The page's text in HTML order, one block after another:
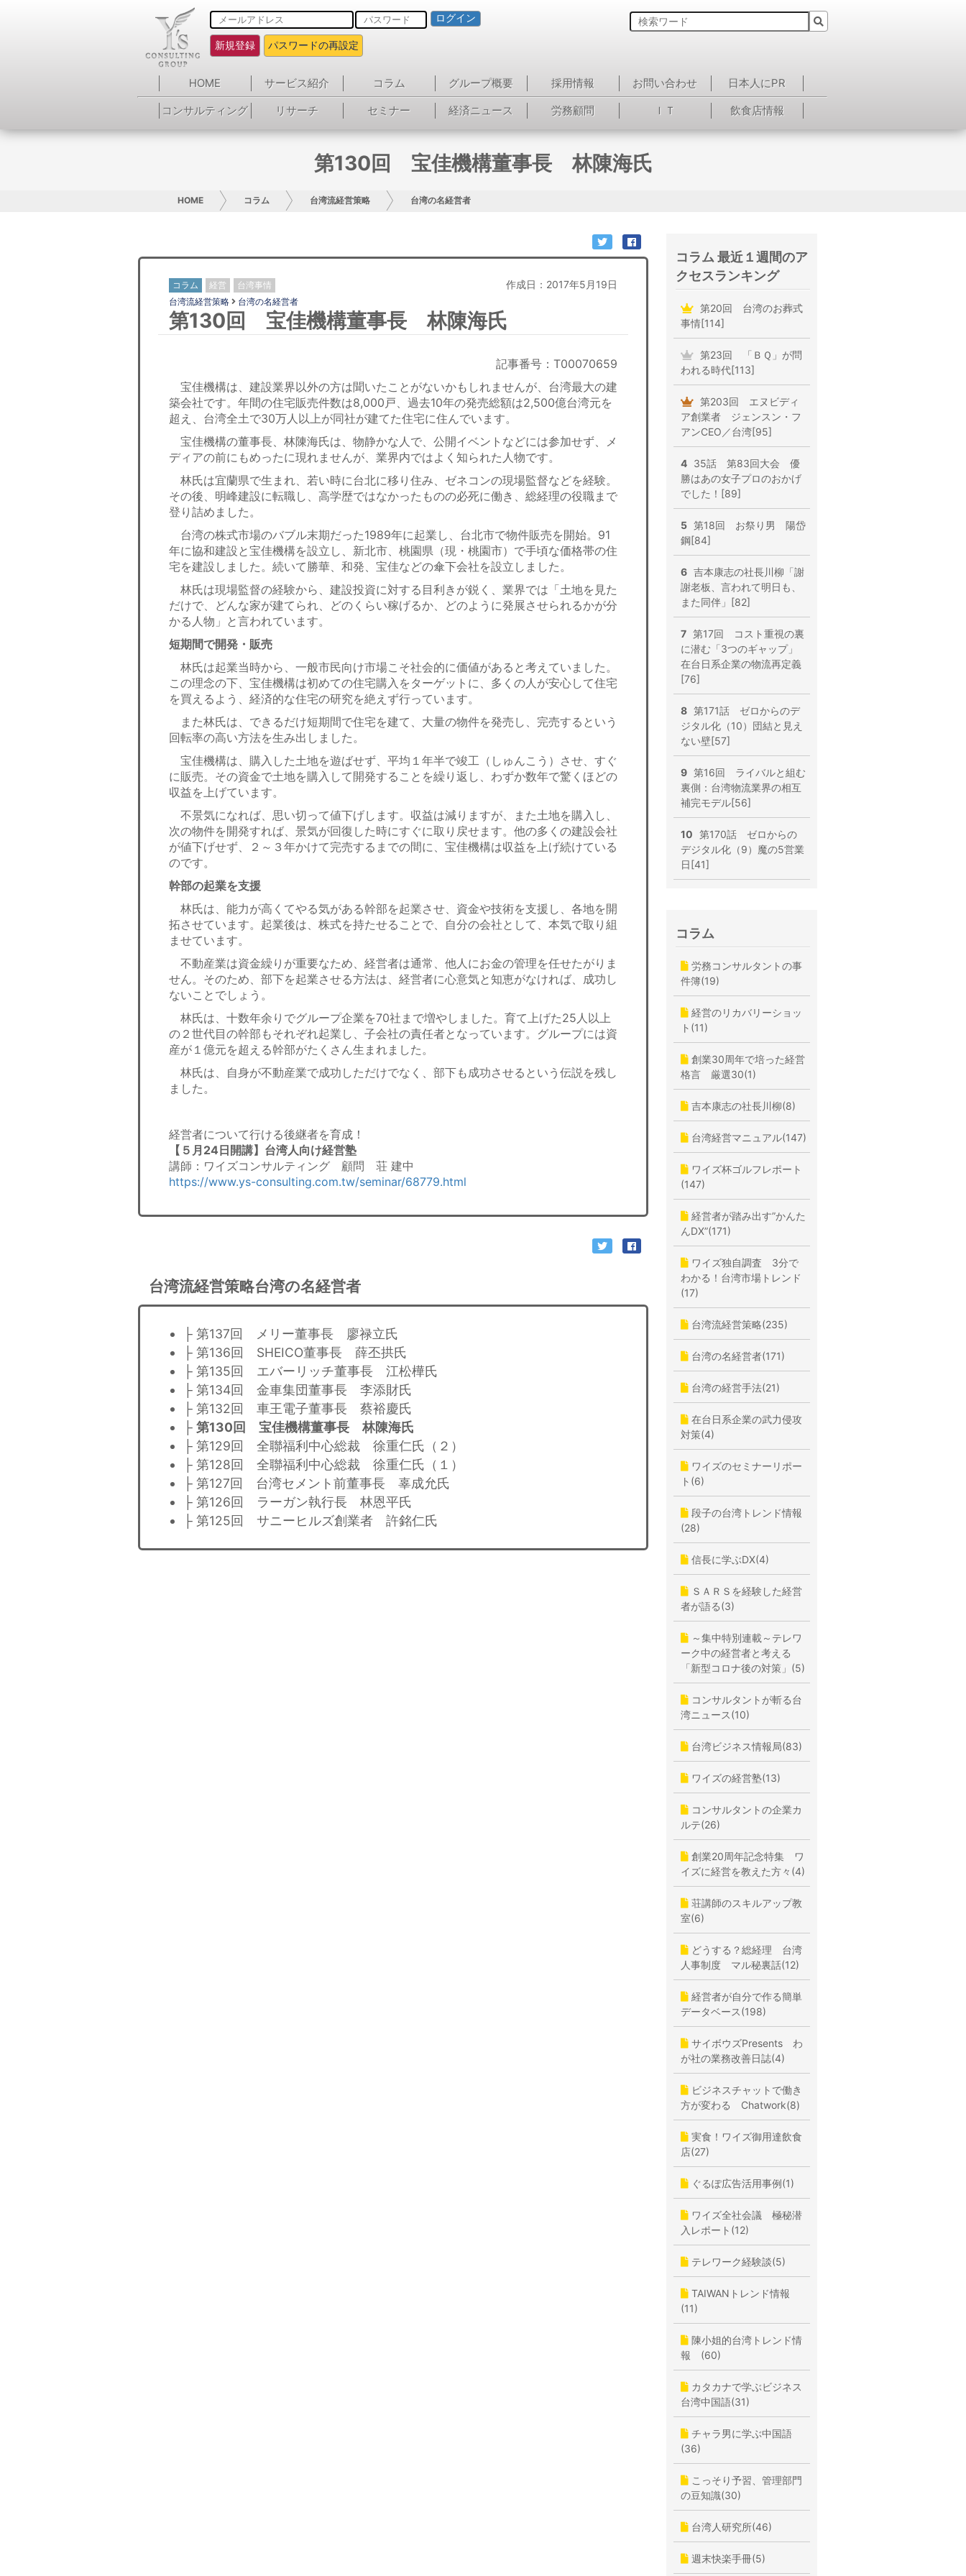
ログイン
新規登録 パスワードの再設定
HOME サービス紹介 コラム グループ概要 採用情報 お問い合わせ
日本人にPR
コンサルティング
リサーチ セミナー 経済ニュース 労務顧問 ＩＴ 飲食店情報
第130回 宝佳機構董事長 林陳海氏
HOME コラム 台湾流経営策略 台湾の名経営者
コラム 経営 台湾事情 作成日：2017年5月19日
台湾流経営策略 台湾の名経営者
第130回 宝佳機構董事長 林陳海氏
記事番号：T00070659
宝佳機構は、建設業界以外の方は聞いたことがないかもしれませんが、台湾最大の建
築会社です。年間の住宅販売件数は8,000戸、過去10年の発売総額は2,500億台湾元を
超え、台湾全土で30万人以上が同社が建てた住宅に住んでいます。
宝佳機構の董事長、林陳海氏は、物静かな人で、公開イベントなどには参加せず、メ
ディアの前にもめったに現れませんが、業界内ではよく知られた人物です。
林氏は宜蘭県で生まれ、若い時に台北に移り住み、ゼネコンの現場監督などを経験。
その後、明峰建設に転職し、高学歴ではなかったものの必死に働き、総経理の役職まで
登り詰めました。
台湾の株式市場のバブル末期だった1989年に起業し、台北市で物件販売を開始。91
年に協和建設と宝佳機構を設立し、新北市、桃園県（現・桃園市）で手頃な価格帯の住
宅を建設しました。続いて勝華、和発、宝佳などの傘下会社を設立しました。
林氏は現場監督の経験から、建設投資に対する目利きが鋭く、業界では「土地を見た
だけで、どんな家が建てられ、どのくらい稼げるか、どのように発展させられるかが分
かる人物」と言われています。
短期間で開発・販売
林氏は起業当時から、一般市民向け市場こそ社会的に価値があると考えていました。
この理念の下、宝佳機構は初めての住宅購入をターゲットに、多くの人が安心して住宅
を買えるよう、経済的な住宅の研究を絶えず行っています。
また林氏は、できるだけ短期間で住宅を建て、大量の物件を発売し、完売するという
回転率の高い方法を生み出しました。
宝佳機構は、購入した土地を遊ばせず、平均１年半で竣工（しゅんこう）させ、すぐ
に販売。その資金で土地を購入して開発することを繰り返し、わずか数年で驚くほどの
収益を上げています。
不景気になれば、思い切って値下げします。収益は減りますが、また土地を購入し、
次の物件を開発すれば、景気が回復した時にすぐに取り戻せます。他の多くの建設会社
が値下げせず、２～３年かけて完売するまでの間に、宝佳機構は収益を上げ続けている
のです。
幹部の起業を支援
林氏は、能力が高くてやる気がある幹部を起業させ、資金や技術を支援し、各地を開
拓させています。起業後は、株式を持たせることで、自分の会社として、本気で取り組
ませています。
不動産業は資金繰りが重要なため、経営者は通常、他人にお金の管理を任せたがりま
せん。そのため、部下を起業させる方法は、経営者に心意気と知恵がなければ、成功し
ないことでしょう。
林氏は、十数年余りでグループ企業を70社まで増やしました。育て上げた25人以上
の２世代目の幹部もそれぞれ起業し、子会社の責任者となっています。グループには資
産が１億元を超える幹部がたくさん生まれました。
林氏は、自身が不動産業で成功しただけでなく、部下も成功させるという伝説を残し
ました。
経営者について行ける後継者を育成！
【５月24日開講】台湾人向け経営塾
講師：ワイズコンサルティング 顧問 荘 建中
https://www.ys-consulting.com.tw/seminar/68779.html
台湾流経営策略台湾の名経営者
├ 第137回 メリー董事長 廖禄立氏
├ 第136回 SHEICO董事長 薛丕拱氏
├ 第135回 エバーリッチ董事長 江松樺氏
├ 第134回 金車集団董事長 李添財氏
├ 第132回 車王電子董事長 蔡裕慶氏
├ 第130回 宝佳機構董事長 林陳海氏
├ 第129回 全聯福利中心総裁 徐重仁氏（２）
├ 第128回 全聯福利中心総裁 徐重仁氏（１）
├ 第127回 台湾セメント前董事長 辜成允氏
├ 第126回 ラーガン執行長 林恩平氏
├ 第125回 サニーヒルズ創業者 許銘仁氏
コラム 最近１週間のア
クセスランキング
第20回 台湾のお葬式
事情[114]
第23回 「ＢＱ」が問
われる時代[113]
第203回 エヌビディ
ア創業者 ジェンスン・フ
アンCEO／台湾[95]
4 35話 第83回大会 優
勝はあの女子プロのおかげ
でした！[89]
5 第18回 お祭り男 陽岱
鋼[84]
6 吉本康志の社長川柳「謝
謝老板、言われて明日も、
また同伴」[82]
7 第17回 コスト重視の裏
に潜む「3つのギャップ」
在台日系企業の物流再定義
[76]
8 第171話 ゼロからのデ
ジタル化（10）団結と見え
ない壁[57]
9 第16回 ライバルと組む
裏側：台湾物流業界の相互
補完モデル[56]
10 第170話 ゼロからの
デジタル化（9）魔の5営業
日[41]
コラム
労務コンサルタントの事
件簿(19)
経営のリカバリーショッ
ト(11)
創業30周年で培った経営
格言 厳選30(1)
吉本康志の社長川柳(8)
台湾経営マニュアル(147)
ワイズ杯ゴルフレポート
(147)
経営者が踏み出す”かんた
んDX”(171)
ワイズ独自調査 3分で
わかる！台湾市場トレンド
(17)
台湾流経営策略(235)
台湾の名経営者(171)
台湾の経営手法(21)
在台日系企業の武力侵攻
対策(4)
ワイズのセミナーリポー
ト(6)
段子の台湾トレンド情報
(28)
信長に学ぶDX(4)
ＳＡＲＳを経験した経営
者が語る(3)
～集中特別連載～テレワ
ーク中の経営者と考える
「新型コロナ後の対策」(5)
コンサルタントが斬る台
湾ニュース(10)
台湾ビジネス情報局(83)
ワイズの経営塾(13)
コンサルタントの企業カ
ルテ(26)
創業20周年記念特集 ワ
イズに経営を教えた方々(4)
荘講師のスキルアップ教
室(6)
どうする？総経理 台湾
人事制度 マル秘裏話(12)
経営者が自分で作る簡単
データベース(198)
サイボウズPresents わ
が社の業務改善日誌(4)
ビジネスチャットで働き
方が変わる Chatwork(8)
実食！ワイズ御用達飲食
店(27)
ぐるぽ広告活用事例(1)
ワイズ全社会議 極秘潜
入レポート(12)
テレワーク経験談(5)
TAIWANトレンド情報
(11)
陳小姐的台湾トレンド情
報 (60)
カタカナで学ぶビジネス
台湾中国語(31)
チャラ男に学ぶ中国語
(36)
こっそり予習、管理部門
の豆知識(30)
台湾人研究所(46)
週末快楽手冊(5)